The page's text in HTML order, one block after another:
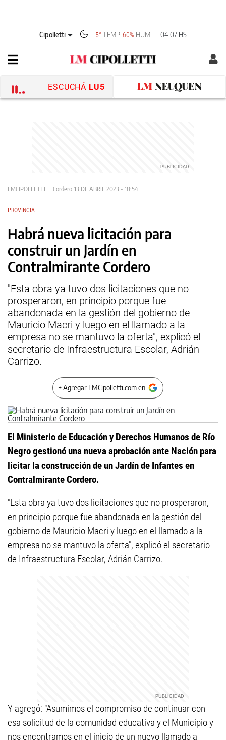
Cipolletti 5°TEMP 60% HUM 04:07 HS
ESCUCHÁ LU5
LMCIPOLLETTI Cordero 13 DE ABRIL 2023 - 18:54
PROVINCIA
Habrá nueva licitación para
construir un Jardín en
Contralmirante Cordero
"Esta obra ya tuvo dos licitaciones que no
prosperaron, en principio porque fue
abandonada en la gestión del gobierno de
Mauricio Macri y luego en el llamado a la
empresa no se mantuvo la oferta", explicó el
secretario de Infraestructura Escolar, Adrián
Carrizo.
+ Agregar LMCipolletti.com en
El Ministerio de Educación y Derechos Humanos de Río
Negro gestionó una nueva aprobación ante Nación para
licitar la construcción de un Jardín de Infantes en
Contralmirante Cordero.
"Esta obra ya tuvo dos licitaciones que no prosperaron,
en principio porque fue abandonada en la gestión del
gobierno de Mauricio Macri y luego en el llamado a la
empresa no se mantuvo la oferta", explicó el secretario
de Infraestructura Escolar, Adrián Carrizo.
Y agregó: "Asumimos el compromiso de continuar con
esa solicitud de la comunidad educativa y el Municipio y
nos encontramos en el inicio de un nuevo llamado a